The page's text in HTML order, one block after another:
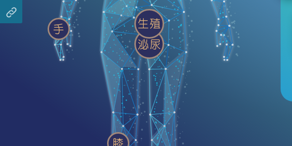
泌尿
手
膝
生殖